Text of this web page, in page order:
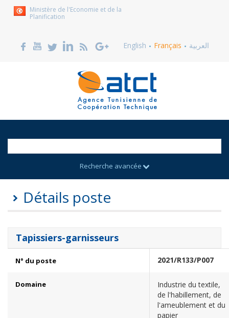
Ministère de l'Economie et de la
Planification
English Français العربية
Recherche avancée
Détails poste
Tapissiers-garnisseurs
N° du poste 2021/R133/P007
Domaine
Industrie du textile,
de l'habillement, de
l'ameublement et du
papier